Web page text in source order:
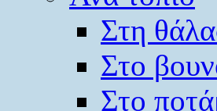
Στη
Στο
Στο